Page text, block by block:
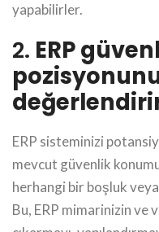
yapabilirler.
2. ERP
ERP sisteminizi
mevcut güvenlik
herhangi bir boşluk
Bu, ERP mimarinizin ve